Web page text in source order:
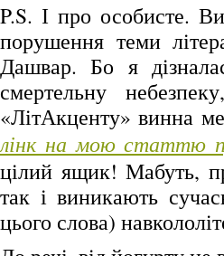
P.S. І про особисте.
порушення теми
Дашвар. Бо я
смертельну
«ЛітАкценту» винна
лінк на мою статтю
цілий ящик! Мабуть,
так і виникають
цього слова)